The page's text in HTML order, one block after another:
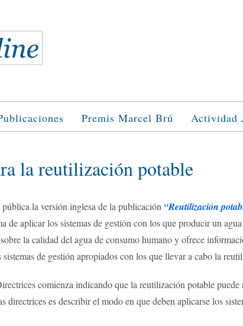
Premis Marcel Brú Actividad
la reutilización potable
la versión inglesa de la publicación “Reutilización
de aplicar los sistemas de gestión con los que producir un
la calidad del agua de consumo humano y ofrece
de gestión apropiados con los que llevar a cabo la
comienza indicando que la reutilización potable
directrices es describir el modo en que deben aplicarse los